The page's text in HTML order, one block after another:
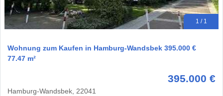
1 / 1
Wohnung zum Kaufen in Hamburg-Wandsbek 395.000 €
77.47 m²
395.000 €
Hamburg-Wandsbek, 22041